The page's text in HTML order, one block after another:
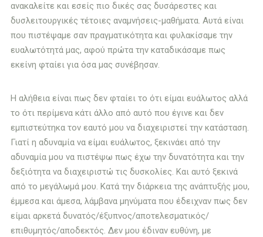
ανακαλείτε και εσείς πιο δικές σας δυσάρεστες και
δυσλειτουργικές τέτοιες αναμνήσεις-μαθήματα. Αυτά είναι
που πιστέψαμε σαν πραγματικότητα και φυλακίσαμε την
ευαλωτότητά μας, αφού πρώτα την καταδικάσαμε πως
εκείνη φταίει για όσα μας συνέβησαν.
Η αλήθεια είναι πως δεν φταίει το ότι είμαι ευάλωτος αλλά
το ότι περίμενα κάτι άλλο από αυτό που έγινε και δεν
εμπιστεύτηκα τον εαυτό μου να διαχειριστεί την κατάσταση.
Γιατί η αδυναμία να είμαι ευάλωτος, ξεκινάει από την
αδυναμία μου να πιστέψω πως έχω την δυνατότητα και την
δεξιότητα να διαχειριστώ τις δυσκολίες. Και αυτό ξεκινά
από το μεγάλωμά μου. Κατά την διάρκεια της ανάπτυξής μου,
έμμεσα και άμεσα, λάμβανα μηνύματα που έδειχναν πως δεν
είμαι αρκετά δυνατός/έξυπνος/αποτελεσματικός/
επιθυμητός/αποδεκτός. Δεν μου έδιναν ευθύνη, με